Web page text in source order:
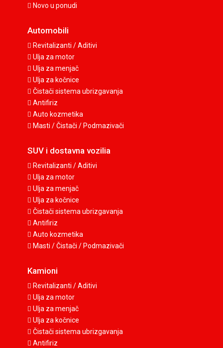
Novo u ponudi
Automobili
Revitalizanti / Aditivi
Ulja za motor
Ulja za menjač
Ulja za kočnice
Čistači sistema ubrizgavanja
Antifiriz
Auto kozmetika
Masti / Čistači / Podmazivači
SUV i dostavna vozilia
Revitalizanti / Aditivi
Ulja za motor
Ulja za menjač
Ulja za kočnice
Čistači sistema ubrizgavanja
Antifiriz
Auto kozmetika
Masti / Čistači / Podmazivači
Kamioni
Revitalizanti / Aditivi
Ulja za motor
Ulja za menjač
Ulja za kočnice
Čistači sistema ubrizgavanja
Antifiriz